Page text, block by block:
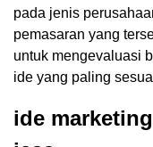
pada jenis
pemasaran yang
untuk mengevaluasi
ide yang paling
ide